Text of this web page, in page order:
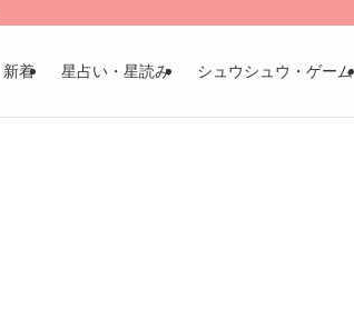
新着 星占い・星読み シュウシュウ・ゲーム